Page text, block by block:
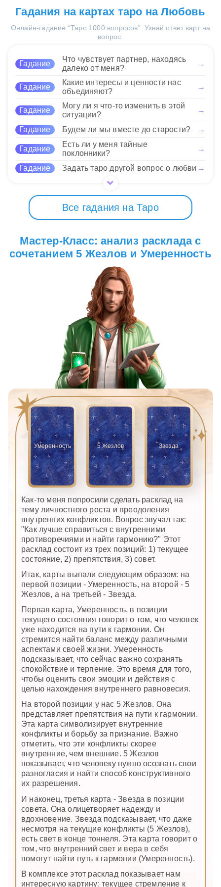
29 Нравится
решения. Стоит обратить внимание на нюансы и
стараться не поддаваться на конфликты в своих
мыслях.
возможность достижения
гармонии, но борьба и
конкуренция (5 Жезлов) могут
от вашей способности к компромиссу и
нахождению баланса между стремлением к
победе и необходимостью сотрудничества.
В раскладе совет от
Умеренности и 5 Жезлов
заключается в том, чтобы
оставаться открытым для
напряженных ситуациях. Эти
карты призывают не
покое, несмотря на внешние конфликты. Важно
понимать, что борьба не всегда ведется только за
победу — иногда нужно просто учиться
взаимодействовать с окружающими.
29 Нравится
Гадания на картах таро на Любовь
Онлайн-гадание “Таро 1000 вопросов”. Узнай ответ карт на
вопрос:
Гадание
Что чувствует партнер, находясь
далеко от меня?
→
Гадание
Какие интересы и ценности нас
объединяют?
→
Гадание
Могу ли я что-то изменить в этой
ситуации?
→
Гадание Будем ли мы вместе до старости? →
Гадание
Есть ли у меня тайные
поклонники?
→
Гадание Задать таро другой вопрос о любви →
Все гадания на Таро
Мастер-Класс: анализ расклада с
сочетанием 5 Жезлов и Умеренность
Умеренность 5 Жезлов Звезда
Как-то меня попросили сделать расклад на
тему личностного роста и преодоления
внутренних конфликтов. Вопрос звучал так:
"Как лучше справиться с внутренними
противоречиями и найти гармонию?" Этот
расклад состоит из трех позиций: 1) текущее
состояние, 2) препятствия, 3) совет.
Итак, карты выпали следующим образом: на
первой позиции - Умеренность, на второй - 5
Жезлов, а на третьей - Звезда.
Первая карта, Умеренность, в позиции
текущего состояния говорит о том, что человек
уже находится на пути к гармонии. Он
стремится найти баланс между различными
аспектами своей жизни. Умеренность
подсказывает, что сейчас важно сохранять
спокойствие и терпение. Это время для того,
чтобы оценить свои эмоции и действия с
целью нахождения внутреннего равновесия.
На второй позиции у нас 5 Жезлов. Она
представляет препятствия на пути к гармонии.
Эта карта символизирует внутренние
конфликты и борьбу за признание. Важно
отметить, что эти конфликты скорее
внутренние, чем внешние. 5 Жезлов
показывает, что человеку нужно осознать свои
разногласия и найти способ конструктивного
их разрешения.
И наконец, третья карта - Звезда в позиции
совета. Она олицетворяет надежду и
вдохновение. Звезда подсказывает, что даже
несмотря на текущие конфликты (5 Жезлов),
есть свет в конце тоннеля. Эта карта говорит о
том, что внутренний свет и вера в себя
помогут найти путь к гармонии (Умеренность).
В комплексе этот расклад показывает нам
интересную картину: текущее стремление к